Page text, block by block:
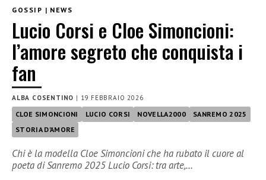
GOSSIP | NEWS
Lucio Corsi e Cloe Simoncioni:
l’amore segreto che conquista i
fan
ALBA COSENTINO | 19 FEBBRAIO 2026
CLOE SIMONCIONI LUCIO CORSI NOVELLA2000
SANREMO 2025
STORIA D'AMORE
Chi è la modella Cloe Simoncioni che ha rubato il cuore al
poeta di Sanremo 2025 Lucio Corsi: tra arte,…